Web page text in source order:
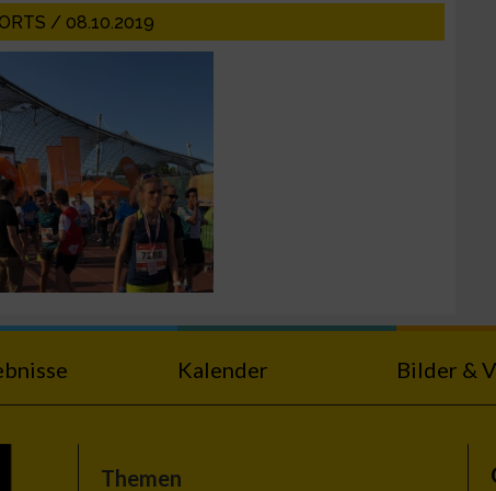
/ 08.10.2019
Kalender Bilder &
Themen
Daten aus